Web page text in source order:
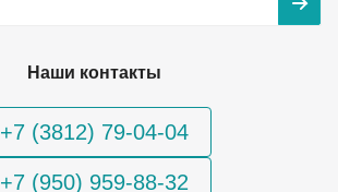
Наши контакты
+7 (3812) 79-04-04
+7 (950) 959-88-32